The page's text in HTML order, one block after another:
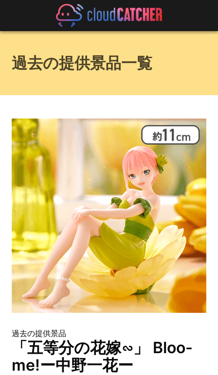
過去の提供景品一覧
過去の提供景品
「五等分の花嫁∽」 Bloo-
me!ー中野一花ー